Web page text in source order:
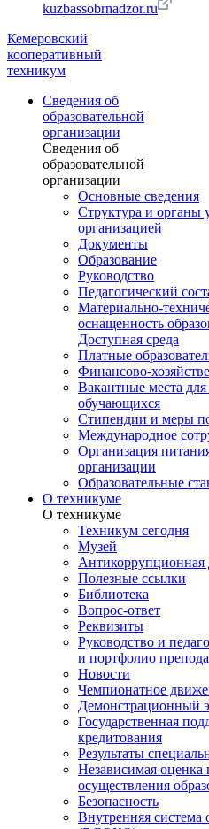
kuzbassobrnadzor.ru
Кемеровский
кооперативный
техникум
Сведения об
образовательной
организации
Сведения об
образовательной
организации
Основные сведения
Структура и органы
организацией
Документы
Образование
Руководство
Педагогический
Материально-
оснащенность
Доступная среда
Платные
Финансово-
Вакантные места
обучающихся
Стипендии и меры
Международное
Организация
организации
Образовательные
О техникуме
О техникуме
Техникум сегодня
Музей
Антикоррупционная
Полезные ссылки
Библиотека
Вопрос-ответ
Реквизиты
Руководство и
и портфолио
Новости
Чемпионатное
Демонстрационный
Государственная
кредитования
Результаты
Независимая оценка
осуществления
Безопасность
Внутренняя система